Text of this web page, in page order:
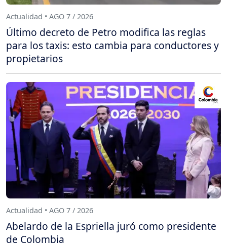
Actualidad • AGO 7 / 2026
Último decreto de Petro modifica las reglas
para los taxis: esto cambia para conductores y
propietarios
Actualidad • AGO 7 / 2026
Abelardo de la Espriella juró como presidente
de Colombia